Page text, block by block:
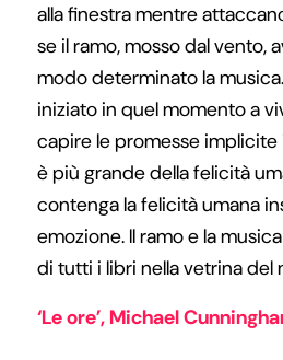
alla finestra mentre
se il ramo, mosso dal vento,
modo determinato la
iniziato in quel momento a
capire le promesse
è più grande della felicità
contenga la felicità umana
emozione. Il ramo e la
di tutti i libri nella vetrina del
‘Le ore’, Michael